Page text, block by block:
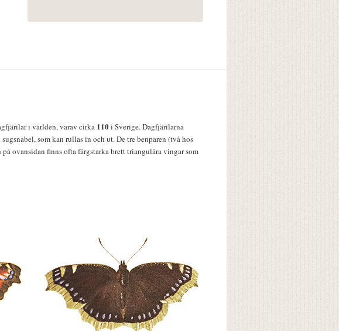
i världen, varav cirka 110i Sverige. Dagfjärilarna
som kan rullas in och ut. De tre benparen (två hos
ovansidan finns ofta färgstarka brett triangulära vingar som